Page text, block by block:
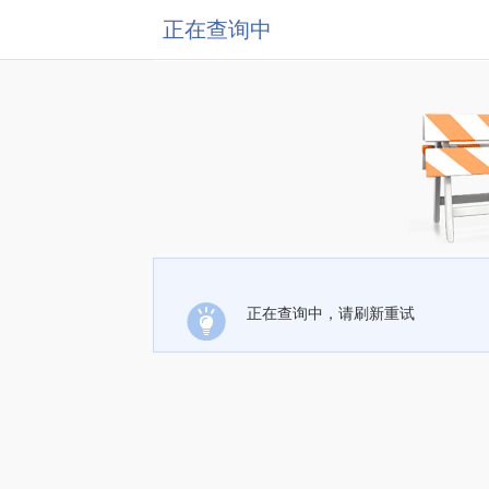
正在查询中
正在查询中，请刷新重试